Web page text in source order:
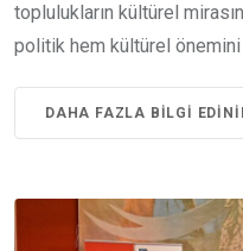
toplulukların kültürel
politik hem kültürel önemini
DAHA FAZLA BILGI